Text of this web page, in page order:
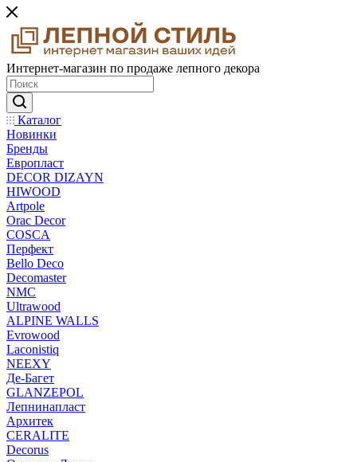
Интернет-магазин по продаже лепного декора
Каталог
Новинки
Бренды
Европласт
DECOR DIZAYN
HIWOOD
Artpole
Orac Decor
COSCA
Перфект
Bello Deco
Decomaster
NMС
Ultrawood
ALPINE WALLS
Evrowood
Laconistiq
NEEXY
Де-Багет
GLANZEPOL
Лепнинапласт
Архитек
CERALITE
Decorus